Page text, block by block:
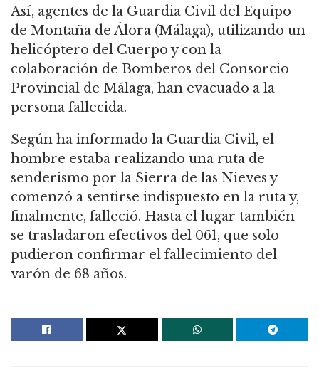
Así, agentes de la Guardia Civil del Equipo
de Montaña de Álora (Málaga), utilizando un
helicóptero del Cuerpo y con la
colaboración de Bomberos del Consorcio
Provincial de Málaga, han evacuado a la
persona fallecida.
Según ha informado la Guardia Civil, el
hombre estaba realizando una ruta de
senderismo por la Sierra de las Nieves y
comenzó a sentirse indispuesto en la ruta y,
finalmente, falleció. Hasta el lugar también
se trasladaron efectivos del 061, que solo
pudieron confirmar el fallecimiento del
varón de 68 años.